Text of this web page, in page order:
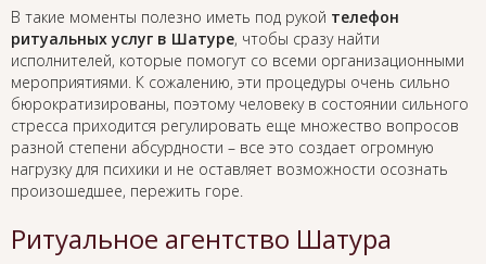
В такие моменты полезно иметь под рукой телефон
ритуальных услуг в Шатуре, чтобы сразу найти
исполнителей, которые помогут со всеми организационными
мероприятиями. К сожалению, эти процедуры очень сильно
бюрократизированы, поэтому человеку в состоянии сильного
стресса приходится регулировать еще множество вопросов
разной степени абсурдности – все это создает огромную
нагрузку для психики и не оставляет возможности осознать
произошедшее, пережить горе.
Ритуальное агентство Шатура